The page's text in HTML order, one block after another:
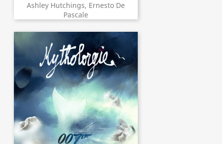
Ashley Hutchings, Ernesto De
Pascale